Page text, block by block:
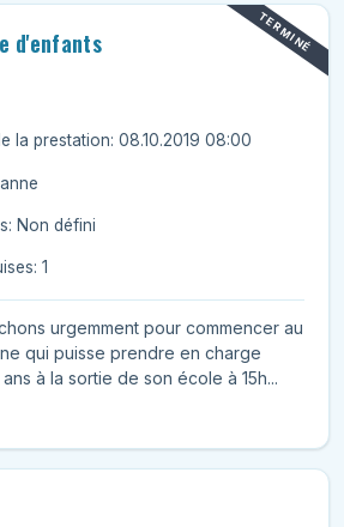
TERMINÉ
d'enfants
la prestation: 08.10.2019 08:00
Non défini
1
urgemment pour commencer au
qui puisse prendre en charge
à la sortie de son école à 15h...